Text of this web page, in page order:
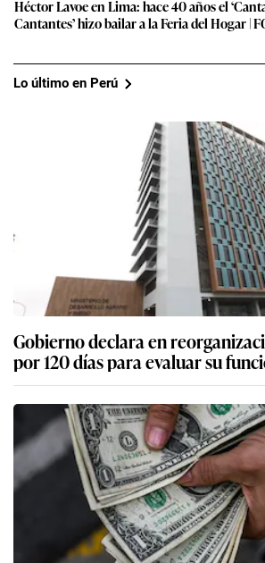
Héctor Lavoe en Lima: hace 40 años el
Cantantes’ hizo bailar a la Feria del Hogar |
Lo último en Perú
Gobierno declara en
por 120 días para evaluar su